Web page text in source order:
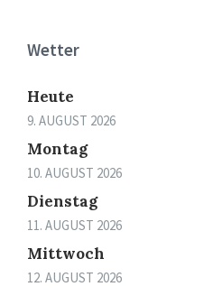
Wetter
Heute
9. AUGUST 2026
Montag
10. AUGUST 2026
Dienstag
11. AUGUST 2026
Mittwoch
12. AUGUST 2026